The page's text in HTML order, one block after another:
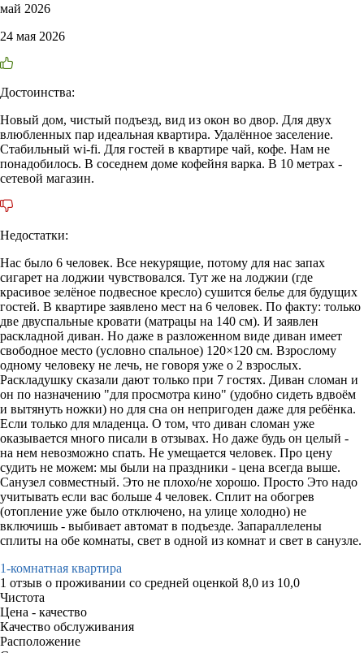
май 2026
24 мая 2026
Достоинства:
Новый дом, чистый подъезд, вид из окон во двор. Для двух
влюбленных пар идеальная квартира. Удалённое заселение.
Стабильный wi-fi. Для гостей в квартире чай, кофе. Нам не
понадобилось. В соседнем доме кофейня варка. В 10 метрах -
сетевой магазин.
Недостатки:
Нас было 6 человек. Все некурящие, потому для нас запах
сигарет на лоджии чувствовался. Тут же на лоджии (где
красивое зелёное подвесное кресло) сушится белье для будущих
гостей. В квартире заявлено мест на 6 человек. По факту: только
две двуспальные кровати (матрацы на 140 см). И заявлен
раскладной диван. Но даже в разложенном виде диван имеет
свободное место (условно спальное) 120×120 см. Взрослому
одному человеку не лечь, не говоря уже о 2 взрослых.
Раскладушку сказали дают только при 7 гостях. Диван сломан и
он по назначению "для просмотра кино" (удобно сидеть вдвоём
и вытянуть ножки) но для сна он непригоден даже для ребёнка.
Если только для младенца. О том, что диван сломан уже
оказывается много писали в отзывах. Но даже будь он целый -
на нем невозможно спать. Не умещается человек. Про цену
судить не можем: мы были на праздники - цена всегда выше.
Санузел совместный. Это не плохо/не хорошо. Просто Это надо
учитывать если вас больше 4 человек. Сплит на обогрев
(отопление уже было отключено, на улице холодно) не
включишь - выбивает автомат в подъезде. Запараллелены
сплиты на обе комнаты, свет в одной из комнат и свет в санузле.
1-комнатная квартира
1 отзыв о проживании со средней оценкой 8,0 из 10,0
Чистота
Цена - качество
Качество обслуживания
Расположение